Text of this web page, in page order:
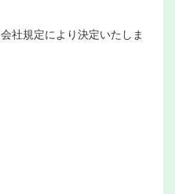
社規定により決定いたしま